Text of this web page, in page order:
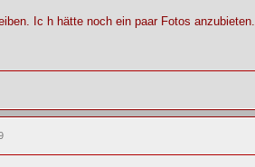
Ic h hätte noch ein paar Fotos anzubieten.